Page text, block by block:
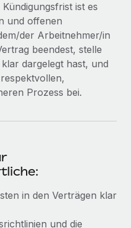
ist es
und offenen
der Arbeitnehmer/in
beendest, stelle
dargelegt hast, und
Prozess bei.
in den Verträgen klar
und die